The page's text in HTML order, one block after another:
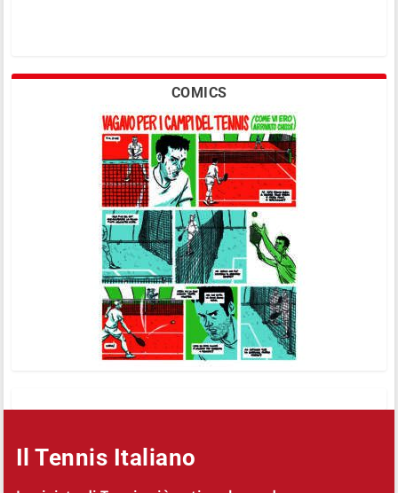
COMICS
Il Tennis Italiano